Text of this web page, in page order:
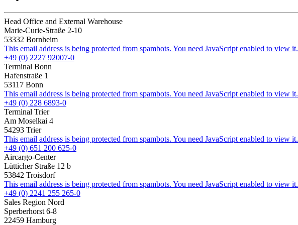
Head Office and External Warehouse
Marie-Curie-Straße 2-10
53332 Bornheim
This email address is being protected from spambots. You need JavaScript enabled to view it.
+49 (0) 2227 92007-0
Terminal Bonn
Hafenstraße 1
53117 Bonn
This email address is being protected from spambots. You need JavaScript enabled to view it.
+49 (0) 228 6893-0
Terminal Trier
Am Moselkai 4
54293 Trier
This email address is being protected from spambots. You need JavaScript enabled to view it.
+49 (0) 651 200 625-0
Aircargo-Center
Lütticher Straße 12 b
53842 Troisdorf
This email address is being protected from spambots. You need JavaScript enabled to view it.
+49 (0) 2241 255 265-0
Sales Region Nord
Sperberhorst 6-8
22459 Hamburg